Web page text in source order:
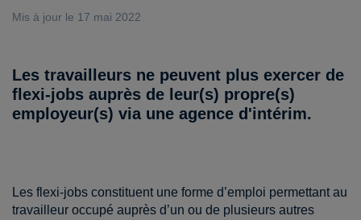
Mis à jour le 17 mai 2022
Les travailleurs ne peuvent plus exercer de
flexi-jobs auprès de leur(s) propre(s)
employeur(s) via une agence d'intérim.
Les flexi-jobs constituent une forme d’emploi permettant au
travailleur occupé auprès d’un ou de plusieurs autres